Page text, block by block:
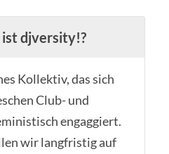
djversity!?
Kollektiv, das sich
Club- und
engaggiert.
wir langfristig auf